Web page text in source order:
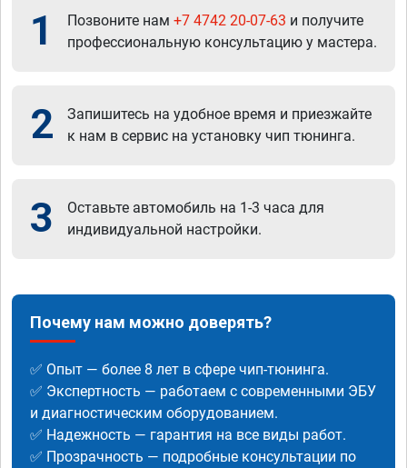
1 Позвоните нам +7 4742 20-07-63 и получите
профессиональную консультацию у мастера.
2
Запишитесь на удобное время и приезжайте
к нам в сервис на установку чип тюнинга.
3
Оставьте автомобиль на 1-3 часа для
индивидуальной настройки.
Почему нам можно доверять?
✅ Опыт — более 8 лет в сфере чип-тюнинга.
✅ Экспертность — работаем с современными ЭБУ
и диагностическим оборудованием.
✅ Надежность — гарантия на все виды работ.
✅ Прозрачность — подробные консультации по